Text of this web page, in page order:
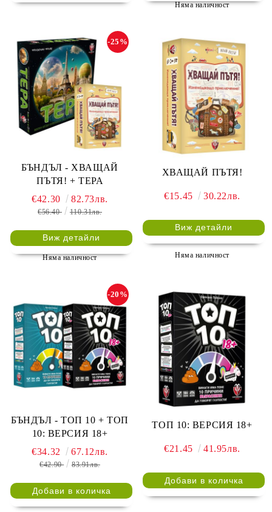
Няма наличност
БЪНДЪЛ - ХВАЩАЙ
ПЪТЯ! + ТЕРА
-25%
€42.30 82.73лв.
€56.40 110.31лв.
Виж детайли
Няма наличност
ХВАЩАЙ ПЪТЯ!
€15.45 30.22лв.
Виж детайли
Няма наличност
БЪНДЪЛ - ТОП 10 + ТОП
10: ВЕРСИЯ 18+
-20%
€34.32 67.12лв.
€42.90 83.91лв.
ТОП 10: ВЕРСИЯ 18+
€21.45 41.95лв.